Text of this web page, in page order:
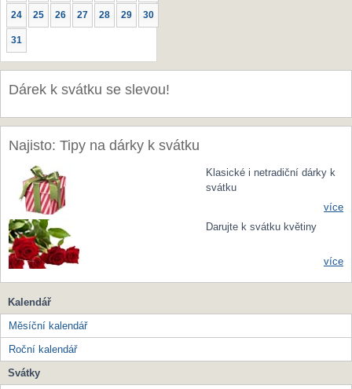
24 25 26 27 28 29 30
31
Dárek k svátku se slevou!
Najisto: Tipy na dárky k svátku
Klasické i netradiční dárky k
svátku
více
Darujte k svátku květiny
více
Kalendář
Měsíční kalendář
Roční kalendář
Svátky